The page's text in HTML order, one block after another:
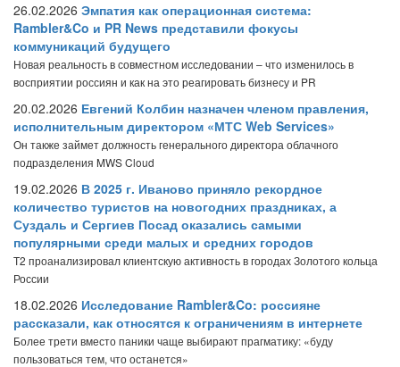
26.02.2026 Эмпатия как операционная система:
Rambler&Co и PR News представили фокусы
коммуникаций будущего
Новая реальность в совместном исследовании – что изменилось в
восприятии россиян и как на это реагировать бизнесу и PR
20.02.2026 Евгений Колбин назначен членом правления,
исполнительным директором «МТС Web Services»
Он также займет должность генерального директора облачного
подразделения MWS Cloud
19.02.2026 В 2025 г. Иваново приняло рекордное
количество туристов на новогодних праздниках, а
Суздаль и Сергиев Посад оказались самыми
популярными среди малых и средних городов
T2 проанализировал клиентскую активность в городах Золотого кольца
России
18.02.2026 Исследование Rambler&Co: россияне
рассказали, как относятся к ограничениям в интернете
Более трети вместо паники чаще выбирают прагматику: «буду
пользоваться тем, что останется»